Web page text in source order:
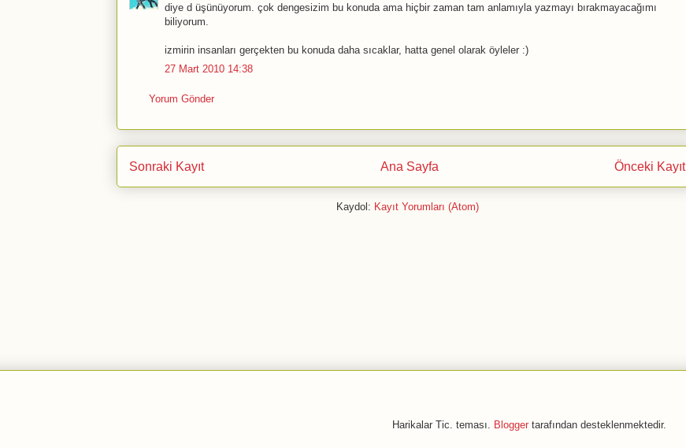
diye d üşünüyorum. çok dengesizim bu konuda ama hiçbir zaman tam anlamıyla yazmayı bırakmayacağımı
biliyorum.
izmirin insanları gerçekten bu konuda daha sıcaklar, hatta genel olarak öyleler :)
27 Mart 2010 14:38
Yorum Gönder
Sonraki Kayıt Önceki Kayıt
Ana Sayfa
Kaydol: Kayıt Yorumları (Atom)
Harikalar Tic. teması. Blogger tarafından desteklenmektedir.